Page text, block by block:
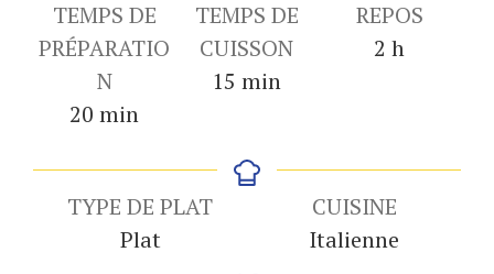
TEMPS DE
PRÉPARATIO
N
20 minutes
min
TEMPS DE
CUISSON
15 minutes
min
REPOS
2 heures
h
TYPE DE PLAT
Plat
CUISINE
Italienne